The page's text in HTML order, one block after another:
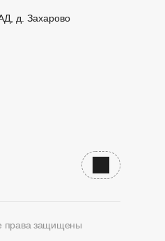
д. Захарово
Наверх
права защищены